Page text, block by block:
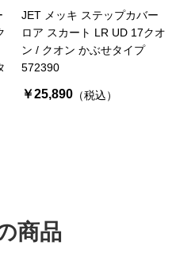
JET メッキ ステップカバー
ロア スカート LR UD 17クオ
ン / クオン かぶせタイプ
572390
￥25,890（税込）
商品